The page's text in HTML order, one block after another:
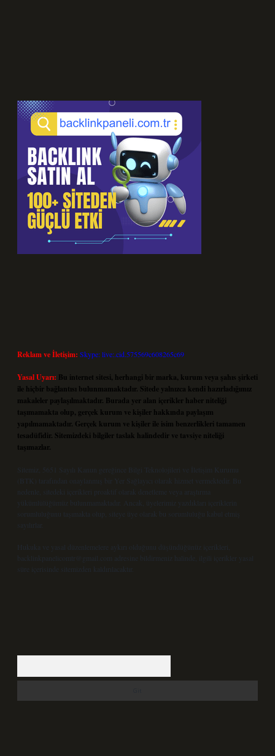
Reklam ve İletişim: Skype: live:.cid.575569c608265c69
Yasal Uyarı: Bu internet sitesi, herhangi bir marka, kurum veya şahıs şirketi
ile hiçbir bağlantısı bulunmamaktadır. Sitede yalnızca kendi hazırladığımız
makaleler paylaşılmaktadır. Burada yer alan içerikler haber niteliği
taşımamakta olup, gerçek kurum ve kişiler hakkında paylaşım
yapılmamaktadır. Gerçek kurum ve kişiler ile isim benzerlikleri tamamen
tesadüfidir. Sitemizdeki bilgiler taslak halindedir ve tavsiye niteliği
taşımazlar.
Sitemiz, 5651 Sayılı Kanun gereğince Bilgi Teknolojileri ve İletişim Kurumu
(BTK) tarafından onaylanmış bir Yer Sağlayıcı olarak hizmet vermektedir. Bu
nedenle, sitedeki içerikleri proaktif olarak denetleme veya araştırma
yükümlülüğümüz bulunmamaktadır. Ancak, üyelerimiz yazdıkları içeriklerin
sorumluluğunu taşımakta olup, siteye üye olarak bu sorumluluğu kabul etmiş
sayılırlar.
Hukuka ve yasal düzenlemelere aykırı olduğunu düşündüğünüz içerikleri,
backlinkpanelicomtr@gmail.com
adresine bildirmeniz halinde, ilgili içerikler yasal
süre içerisinde sitemizden kaldırılacaktır.